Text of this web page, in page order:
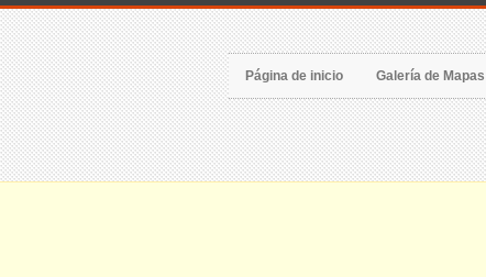
Página de inicio Galería de Mapas